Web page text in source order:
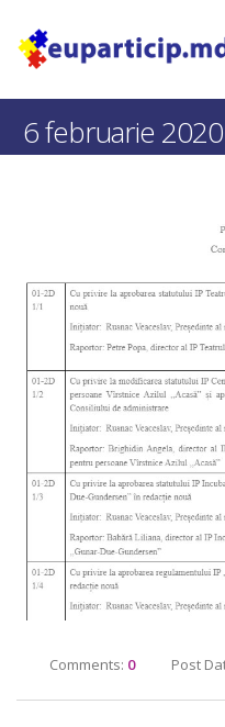
6 februarie
Comments: 0 Post